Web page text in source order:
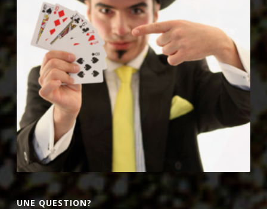
UNE QUESTION?